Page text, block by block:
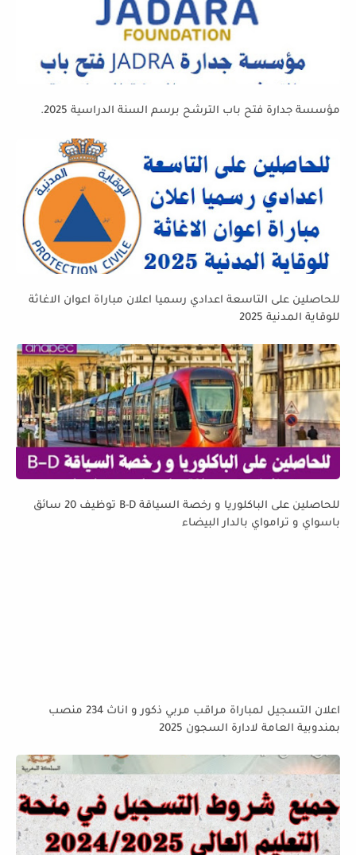
مؤسسة جدارة فتح باب الترشح برسم السنة الدراسية 2025.
للحاصلين على التاسعة اعدادي رسميا اعلان مباراة اعوان الاغاثة
للوقاية المدنية 2025
للحاصلين على الباكلوريا و رخصة السياقة B-D توظيف 20 سائق
باسواي و ترامواي بالدار البيضاء
اعلان التسجيل لمباراة مراقب مربي ذكور و اناث 234 منصب
بمندوبية العامة لادارة السجون 2025